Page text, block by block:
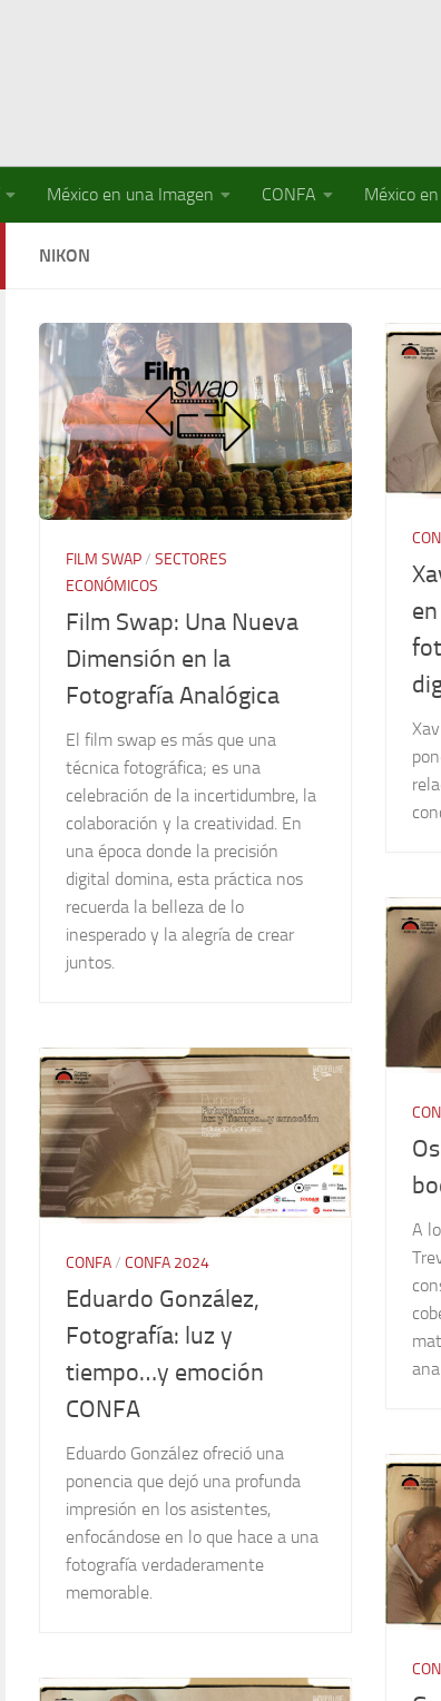
México en una Imagen CONFA México
NIKON
FILM SWAP/ SECTORES
ECONÓMICOS
Film Swap: Una Nueva
Dimensión en la
Fotografía Analógica
El film swap es más que una
técnica fotográfica; es una
celebración de la incertidumbre, la
colaboración y la creatividad. En
una época donde la precisión
digital domina, esta práctica nos
recuerda la belleza de lo
inesperado y la alegría de crear
juntos.
A
CONFA/ CONFA 2024
Eduardo González,
Fotografía: luz y
tiempo…y emoción
CONFA
Eduardo González ofreció una
ponencia que dejó una profunda
impresión en los asistentes,
enfocándose en lo que hace a una
fotografía verdaderamente
memorable.